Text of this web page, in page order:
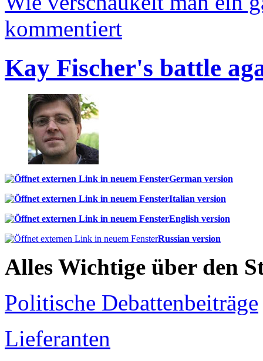
kommentiert
Kay Fischer's battle
German version
Italian version
English version
Russian version
Alles Wichtige über den
Politische Debattenbeiträge
Lieferanten